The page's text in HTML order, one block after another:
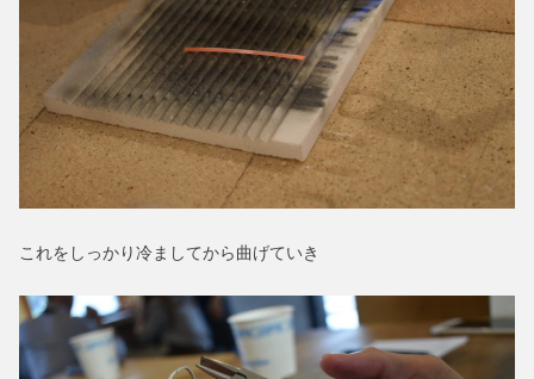
これをしっかり冷ましてから曲げていき